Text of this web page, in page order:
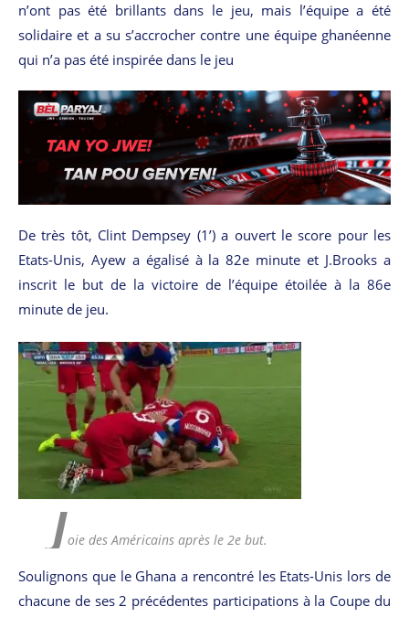
n’ont pas été brillants dans le jeu, mais l’équipe a été
solidaire et a su s’accrocher contre une équipe ghanéenne
qui n’a pas été inspirée dans le jeu
De très tôt, Clint Dempsey (1’) a ouvert le score pour les
Etats-Unis, Ayew a égalisé à la 82e minute et J.Brooks a
inscrit le but de la victoire de l’équipe étoilée à la 86e
minute de jeu.
Joie des Américains après le 2e but.
Soulignons que le Ghana a rencontré les Etats-Unis lors de
chacune de ses 2 précédentes participations à la Coupe du